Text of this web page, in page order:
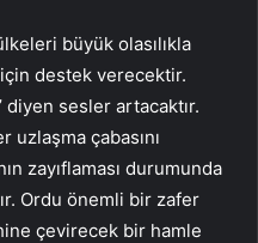
büyük olasılıkla
için destek verecektir.
diyen sesler artacaktır.
uzlaşma çabasını
zayıflaması durumunda
Ordu önemli bir zafer
çevirecek bir hamle